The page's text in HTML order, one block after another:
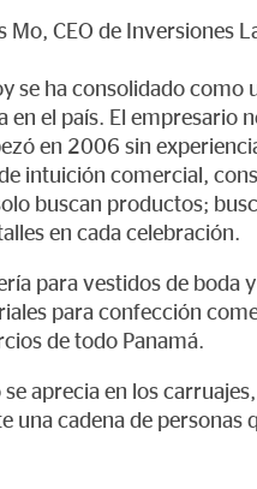
Mo, CEO de Inversiones
se ha consolidado como
el país. El empresario
en 2006 sin
intuición comercial,
buscan productos;
en cada celebración.
para vestidos de boda
para confección
de todo Panamá.
aprecia en los
una cadena de personas